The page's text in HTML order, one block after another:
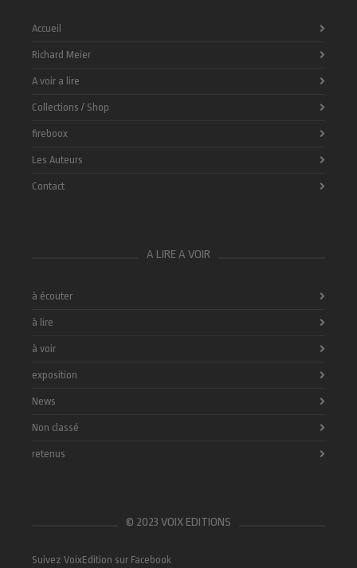
Accueil
Richard Meier
A voir a lire
Collections / Shop
fireboox
Les Auteurs
Contact
A LIRE A VOIR
à écouter
à lire
à voir
exposition
News
Non classé
retenus
© 2023 VOIX EDITIONS
Suivez VoixEdition sur Facebook